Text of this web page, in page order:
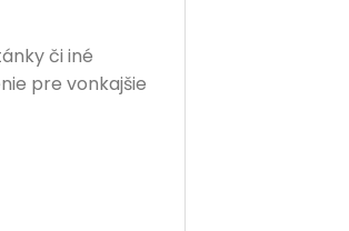
či iné
pre vonkajšie